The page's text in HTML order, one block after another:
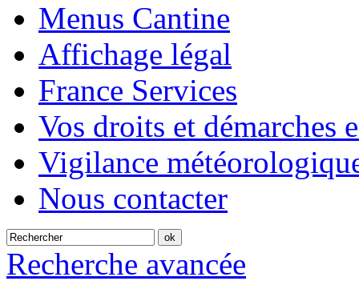
Menus Cantine
Affichage légal
France Services
Vos droits et démarches
Vigilance
Nous contacter
Recherche avancée